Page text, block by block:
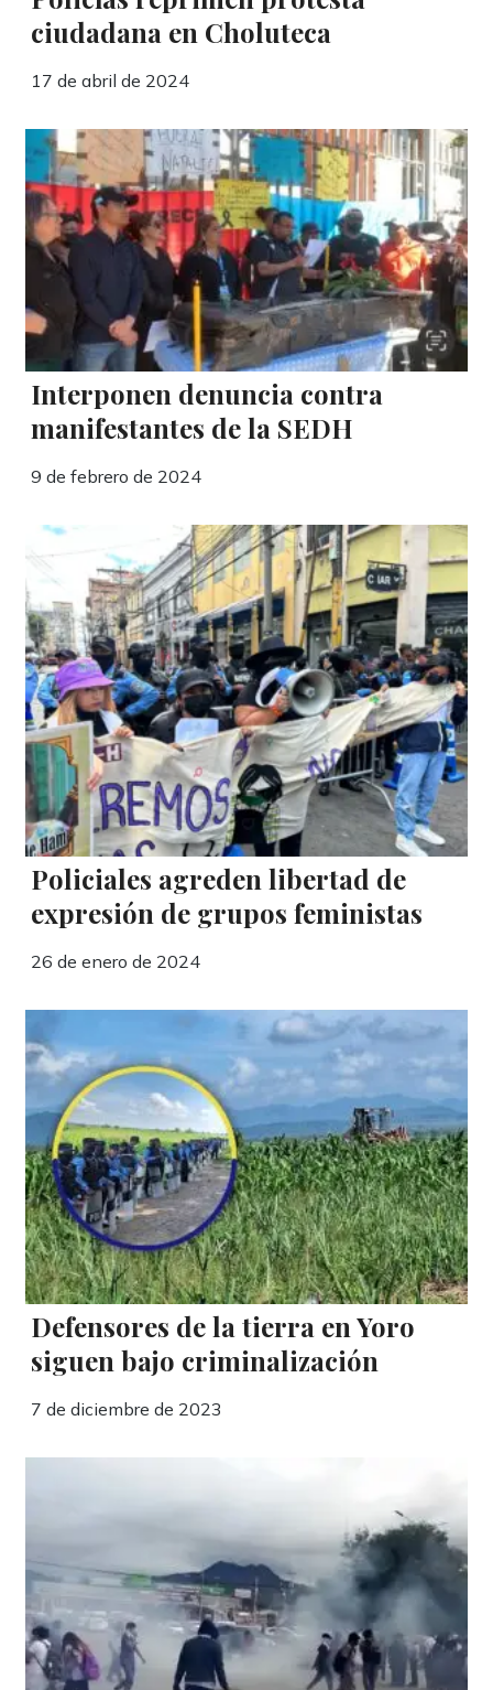
ciudadana en Choluteca
17 de abril de 2024
Interponen denuncia contra
manifestantes de la SEDH
9 de febrero de 2024
Policiales agreden libertad de
expresión de grupos feministas
26 de enero de 2024
Defensores de la tierra en Yoro
siguen bajo criminalización
7 de diciembre de 2023